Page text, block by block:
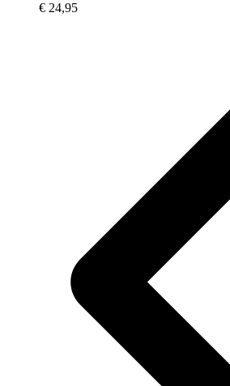
€ 24,95